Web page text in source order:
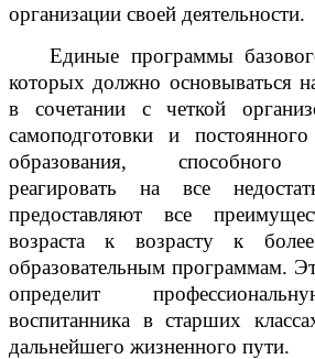
организации своей деятельности.
Единые программы
которых должно основываться
в сочетании с четкой
самоподготовки и
образования, способного
реагировать на все
предоставляют все
возраста к возрасту к
образовательным программам.
определит
воспитанника в старших
дальнейшего жизненного пути.